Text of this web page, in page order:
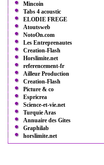
Mincoin
Tabs 4 acoustic
ELODIE FREGE
Atoutsweb
NotoOn.com
Les Entreprenautes
Creation-Flash
Horslimite.net
referencement-fr
Ailleur Production
Creation-Flash
Picture & co
Espricrea
Science-et-vie.net
Turquie Aras
Annuaire des Gites
Graphilab
horslimite.net